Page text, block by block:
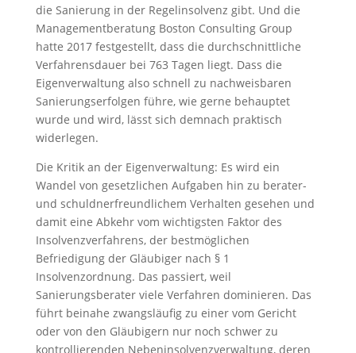
die Sanierung in der Regelinsolvenz gibt. Und die
Managementberatung Boston Consulting Group
hatte 2017 festgestellt, dass die durchschnittliche
Verfahrensdauer bei 763 Tagen liegt. Dass die
Eigenverwaltung also schnell zu nachweisbaren
Sanierungserfolgen führe, wie gerne behauptet
wurde und wird, lässt sich demnach praktisch
widerlegen.
Die Kritik an der Eigenverwaltung: Es wird ein
Wandel von gesetzlichen Aufgaben hin zu berater-
und schuldnerfreundlichem Verhalten gesehen und
damit eine Abkehr vom wichtigsten Faktor des
Insolvenzverfahrens, der bestmöglichen
Befriedigung der Gläubiger nach § 1
Insolvenzordnung. Das passiert, weil
Sanierungsberater viele Verfahren dominieren. Das
führt beinahe zwangsläufig zu einer vom Gericht
oder von den Gläubigern nur noch schwer zu
kontrollierenden Nebeninsolvenzverwaltung, deren